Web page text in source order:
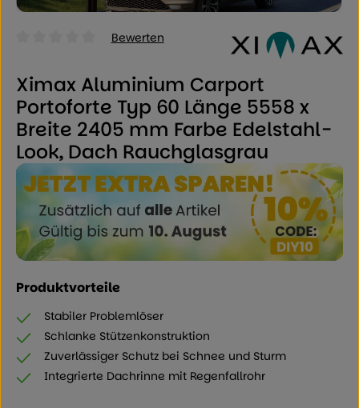
Durchschnittliche Bewertung von 0 von 5 Sternen
Bewerten
Ximax Aluminium Carport
Portoforte Typ 60 Länge 5558 x
Breite 2405 mm Farbe Edelstahl-
Look, Dach Rauchglasgrau
Produktvorteile
Stabiler Problemlöser
Schlanke Stützenkonstruktion
Zuverlässiger Schutz bei Schnee und Sturm
Integrierte Dachrinne mit Regenfallrohr